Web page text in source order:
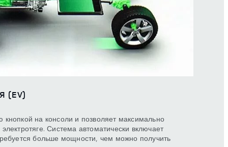
(EV)
на консоли и позволяет максимально
Система автоматически включает
больше мощности, чем можно получить